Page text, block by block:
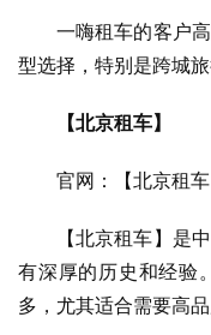
一嗨租车的客户高
型选择，特别是跨城旅
【北京租车】
官网：【北京租车
【北京租车】是中
有深厚的历史和经验
多，尤其适合需要高